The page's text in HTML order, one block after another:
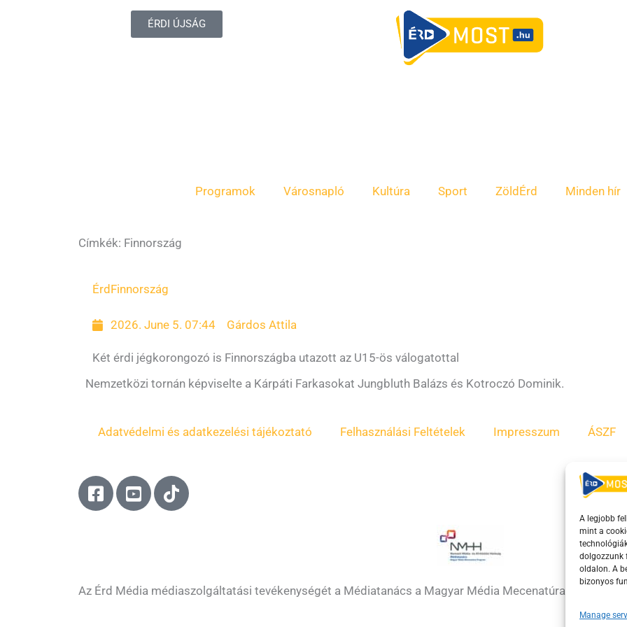
A legjobb
mint a
dolgozzunk
oldalon. A
bizonyos
Manage
ÉRDI ÚJSÁG
Programok Városnapló Kultúra Sport ZöldÉrd Minden hír
Címkék: Finnország
Érd Finnország
2026. June 5. 07:44 Gárdos Attila
Két érdi jégkorongozó is Finnországba utazott az U15-ös válogatottal
Nemzetközi tornán képviselte a Kárpáti Farkasokat Jungbluth Balázs és Kotroczó Dominik.
Adatvédelmi és adatkezelési tájékoztató Felhasználási Feltételek Impresszum ÁSZF
F
a
o
Y
o
e
T
i
Az Érd Média médiaszolgáltatási tevékenységét a Médiatanács a Magyar Média Mecenatúra program